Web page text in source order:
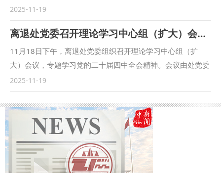
调了十个经济法基础理论作为经济法重点学习的内容，并对经
济法中的基础概念和体系进行讲解。对于“怎样学习经济法
学”这一问题，她提出七点方法，建议各位同学以课本为基
础，灵活运用各类资源，关注社会热点，将法学与思政相结
合，希望同学们做到德学兼备。 “名师面对面”系列活动作为学
追求。学院将持续依托这一品牌活动，邀请更多学者走进社
区，以思想的力量启迪学生发展与成长，助力学生发展为德才
兼备的法律人才。 （供稿：经济法学院（知识产权学院）撰
稿：王可卓 审核：李建梅）
全面依法治国工作会议与会代表，第一时间传达学习习近平总
书记对全面依法治国工作作出的重要指示和中央全面依法治国
工作会议精神。 会议指出，此次中央全面依法治国工作会议
是党的历史上第二次就全面依法治国工作召开的全局性重要会
议，对于新征程上不断开创法治中国建设新局面具有重大而深
远的意义。习近平总书记的重要指示高屋建瓴、思想深邃，为
进一步推进全面依法治国指明了前进方向、提供了根本遵循。
全校上下要深刻认识这次会议的重大意义，切实把思想和行动
统一到党中央关于全面依法治国工作的决策部署上来。 赵万
东强调，政法院校是法治中国建设的重要力量，法治人才培养
是全面依法治国的重要环节。学习好、宣传好、研究好、贯彻
好中央全面依法治国工作会议精神和习近平法治思想，是学校
2025-11-19
离退处党委召开理论学习中心组（扩大）会议 专题学习党的二十届四中全会精神
11月18日下午，离退处党委组织召开理论学习中心组（扩
大）会议，专题学习党的二十届四中全会精神。会议由处党委
书记陈永康主持，党委委员、各支部书记及行政党支部党员参
加学习。 会议强调，党的二十届四中全会是在迈向第二个百
年奋斗目标的关键时期召开的一次重要会议，其审议通过的公
报系统描绘了“十五五”时期国家发展的宏伟蓝图，是各项事业
发展的根本遵循。 会议表示，公报中关于“健全基本公共服务
体系”“传承和弘扬中华优秀传统文化、革命文化、社会主义先
进文化”等重要部署，与离退休服务工作紧密相关，为提升服
2025-11-19